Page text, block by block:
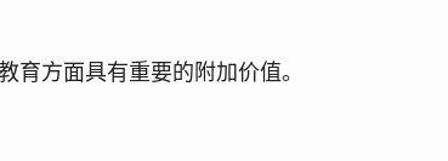
方面具有重要的附加价值。